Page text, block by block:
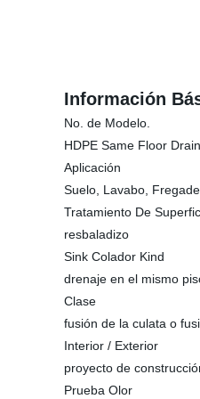
Información
No. de Modelo.
HDPE Same Floor
Aplicación
Suelo, Lavabo,
Tratamiento De
resbaladizo
Sink Colador Kind
drenaje en el mismo
Clase
fusión de la culata o
Interior / Exterior
proyecto de
Prueba Olor